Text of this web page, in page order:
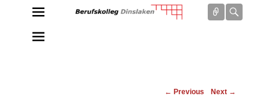
Connect
Post
← Previous Next →